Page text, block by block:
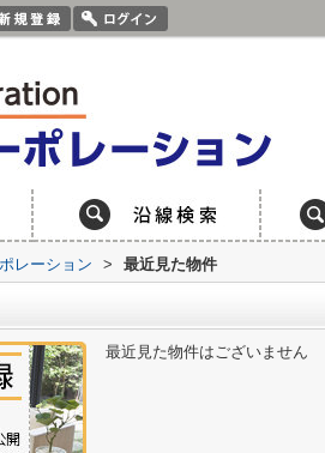
レーション > 最近見た物件
最近見た物件はございません